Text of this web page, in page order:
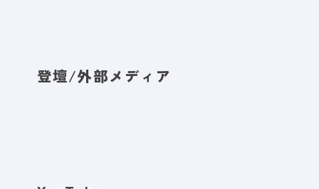
登壇/外部メディア